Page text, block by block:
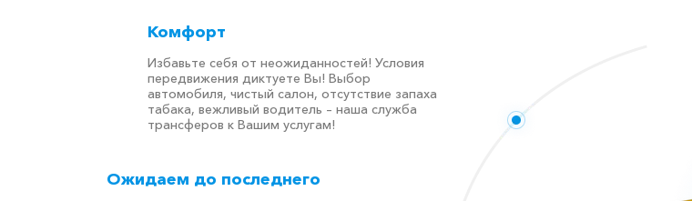
Комфорт
Избавьте себя от неожиданностей! Условия
передвижения диктуете Вы! Выбор
автомобиля, чистый салон, отсутствие запаха
табака, вежливый водитель – наша служба
трансферов к Вашим услугам!
Ожидаем до последнего